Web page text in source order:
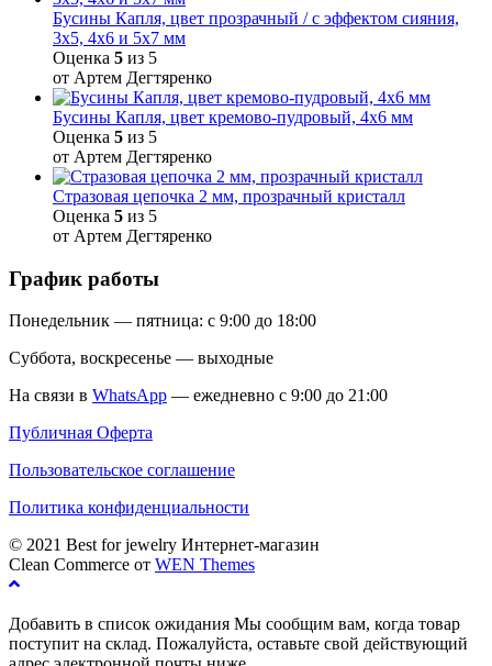
Бусины Капля, цвет прозрачный / с эффектом сияния,
3х5, 4х6 и 5х7 мм
Оценка 5 из 5
от Артем Дегтяренко
Бусины Капля, цвет кремово-пудровый, 4х6 мм
Оценка 5 из 5
от Артем Дегтяренко
Стразовая цепочка 2 мм, прозрачный кристалл
Оценка 5 из 5
от Артем Дегтяренко
График работы
Понедельник — пятница: с 9:00 до 18:00
Суббота, воскресенье — выходные
На связи в WhatsApp — ежедневно с 9:00 до 21:00
Публичная Оферта
Пользовательское соглашение
Политика конфиденциальности
© 2021 Best for jewelry Интернет-магазин
Clean Commerce от WEN Themes
Добавить в список ожидания Мы сообщим вам, когда товар
поступит на склад. Пожалуйста, оставьте свой действующий